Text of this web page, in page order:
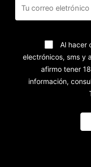
Al hacer
electrónicos, sms y
afirmo tener
información,